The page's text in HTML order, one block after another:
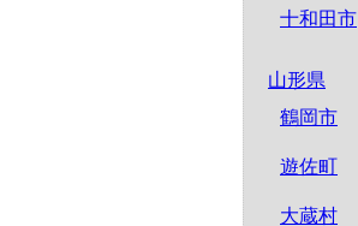
十和田市
山形県
鶴岡市
遊佐町
大蔵村